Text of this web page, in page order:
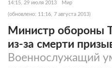
14:15, 29 июля 2013 Мир
(обновлено: 11:16, 7 августа 2013)
Министр обороны
из-за смерти
Военнослужащий